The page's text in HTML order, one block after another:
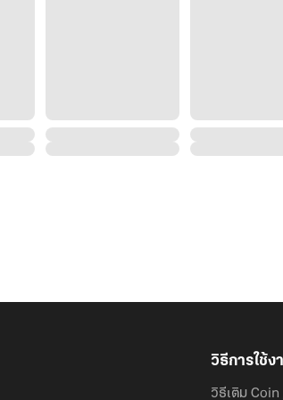
วิธีการใช้ง
วิธีเติม Coin